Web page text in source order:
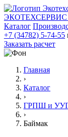
ЭКОТЕХСЕРВИС
Каталог
+7 (34782) 5-74-55
Заказать расчет
Главная
›
Каталог
›
ГРПШ и
›
Баймак